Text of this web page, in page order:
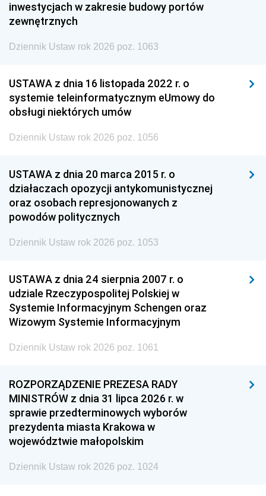
inwestycjach w zakresie budowy portów
zewnętrznych
Dziennik Ustaw rok 2026 poz. 1063
USTAWA z dnia 16 listopada 2022 r. o
systemie teleinformatycznym eUmowy do
obsługi niektórych umów
Dziennik Ustaw rok 2026 poz. 1056
USTAWA z dnia 20 marca 2015 r. o
działaczach opozycji antykomunistycznej
oraz osobach represjonowanych z
powodów politycznych
Dziennik Ustaw rok 2026 poz. 1053
USTAWA z dnia 24 sierpnia 2007 r. o
udziale Rzeczypospolitej Polskiej w
Systemie Informacyjnym Schengen oraz
Wizowym Systemie Informacyjnym
Dziennik Ustaw rok 2026 poz. 1061
ROZPORZĄDZENIE PREZESA RADY
MINISTRÓW z dnia 31 lipca 2026 r. w
sprawie przedterminowych wyborów
prezydenta miasta Krakowa w
województwie małopolskim
Dziennik Ustaw rok 2026 poz. 1024